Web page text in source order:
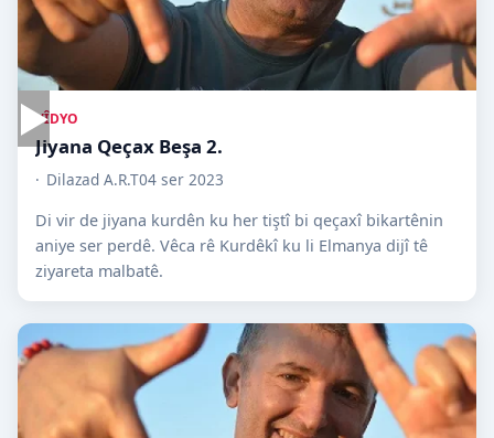
▶VÎDYO
Jiyana Qeçax Beşa 2.
Dilazad A.R.T04 ser 2023
Di vir de jiyana kurdên ku her tiştî bi qeçaxî bikartênin
aniye ser perdê. Vêca rê Kurdêkî ku li Elmanya dijî tê
ziyareta malbatê.